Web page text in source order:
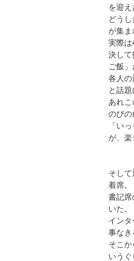
を迎え
どう
が集ま
実際は
決して
ご飯」
各人の
と話題
あれ
のびの
「い
が、楽
そし
着席。
書記席
いた。
イン
事なき
そこ
いうぐ